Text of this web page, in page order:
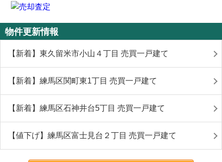
物件更新情報
【新着】東久留米市小山４丁目 売買一戸建て
【新着】練馬区関町東1丁目 売買一戸建て
【新着】練馬区石神井台5丁目 売買一戸建て
【値下げ】練馬区富士見台２丁目 売買一戸建て